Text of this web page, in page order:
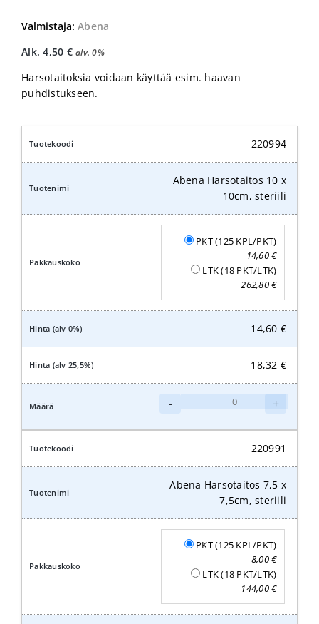
Valmistaja: Abena
Alk.4,50 € alv. 0%
Harsotaitoksia voidaan käyttää esim. haavan
puhdistukseen.
220994
Abena Harsotaitos 10 x
10cm, steriili
PKT (125 KPL/PKT)
14,60€
LTK (18 PKT/LTK)
262,80€
14,60 €
18,32 €
-
10
steriili
+
220991
Abena Harsotaitos 7,5 x
7,5cm, steriili
PKT (125 KPL/PKT)
8,00€
LTK (18 PKT/LTK)
144,00€